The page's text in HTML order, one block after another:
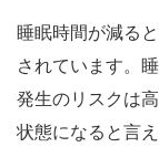
睡眠時間が減る
されています。
発生のリスクは
状態になると言え